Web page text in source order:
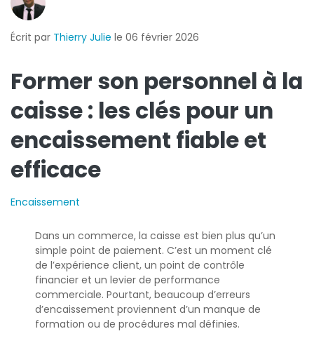
Écrit par Thierry Julie le 06 février 2026
Former son personnel à la
caisse : les clés pour un
encaissement fiable et
efficace
Encaissement
Dans un commerce, la caisse est bien plus qu’un
simple point de paiement. C’est un moment clé
de l’expérience client, un point de contrôle
financier et un levier de performance
commerciale. Pourtant, beaucoup d’erreurs
d’encaissement proviennent d’un manque de
formation ou de procédures mal définies.